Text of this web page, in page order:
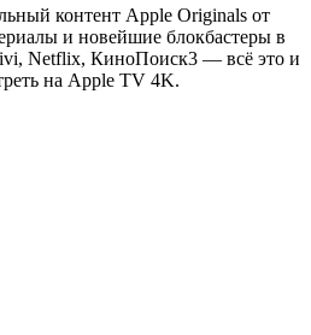
контент Apple Originals от
и новейшие блокбастеры в
Netflix, КиноПоиск3 — всё это и
на Apple TV 4K.